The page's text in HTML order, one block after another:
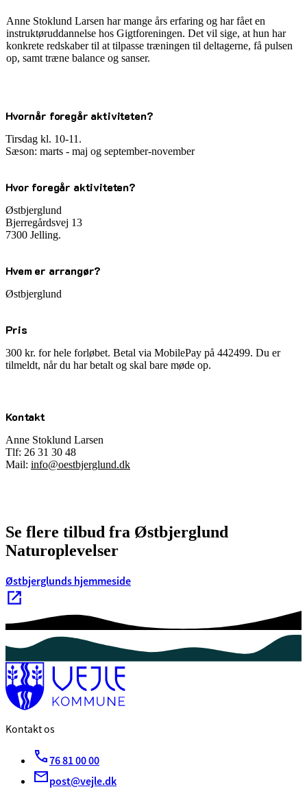
Anne Stoklund Larsen har mange års erfaring og har fået en
instruktøruddannelse hos Gigtforeningen. Det vil sige, at hun har
konkrete redskaber til at tilpasse træningen til deltagerne, få pulsen
op, samt træne balance og sanser.
Hvornår foregår aktiviteten?
Tirsdag kl. 10-11.
Sæson: marts - maj og september-november
Hvor foregår aktiviteten?
Østbjerglund
Bjerregårdsvej 13
7300 Jelling.
Hvem er arrangør?
Østbjerglund
Pris
300 kr. for hele forløbet. Betal via MobilePay på 442499. Du er
tilmeldt, når du har betalt og skal bare møde op.
Kontakt
Anne Stoklund Larsen
Tlf: 26 31 30 48
Mail: info@oestbjerglund.dk
Se flere tilbud fra Østbjerglund
Naturoplevelser
Østbjerglunds hjemmeside
Kontakt os
76 81 00 00
post@vejle.dk